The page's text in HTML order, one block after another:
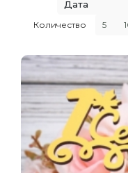
Количество 5